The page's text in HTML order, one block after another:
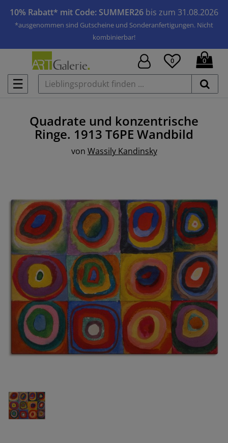
10% Rabatt* mit Code: SUMMER26 bis zum 31.08.2026
*ausgenommen sind Gutscheine und Sonderanfertigungen. Nicht
kombinierbar!
☰
0 0
Quadrate und konzentrische
Ringe. 1913 T6PE Wandbild
von Wassily Kandinsky